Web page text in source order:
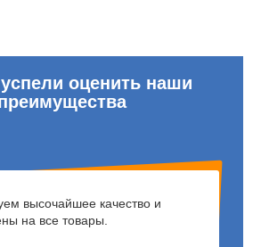
оценить наши
высочайшее качество и
на все товары.